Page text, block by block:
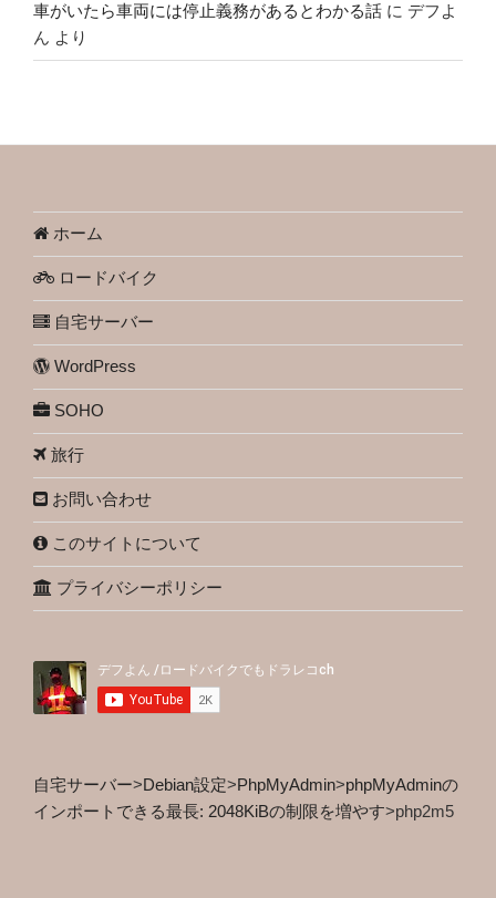
車がいたら車両には停止義務があるとわかる話 に デフよ
ん より
ホーム
ロードバイク
自宅サーバー
WordPress
SOHO
旅行
お問い合わせ
このサイトについて
プライバシーポリシー
自宅サーバー>Debian設定>PhpMyAdmin>phpMyAdminの
インポートできる最長: 2048KiBの制限を増やす>php2m5